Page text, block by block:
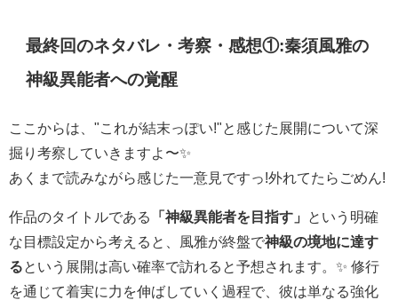
最終回のネタバレ・考察・感想①:秦須風雅の
神級異能者への覚醒
ここからは、"これが結末っぽい!"と感じた展開について深
掘り考察していきますよ〜✨
あくまで読みながら感じた一意見ですっ!外れてたらごめん!
作品のタイトルである 「神級異能者を目指す」
という明確
な目標設定から考えると、風雅が終盤で神級の境地に達す
るという展開は高い確率で訪れると予想されます。✨ 修行
を通じて着実に力を伸ばしていく過程で、彼は単なる強化